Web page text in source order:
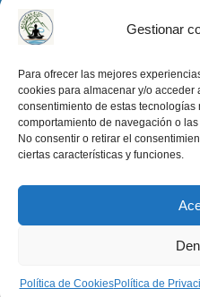
Gestionar
Para ofrecer las mejores
cookies para almacenar y/o acceder
consentimiento de estas tecnologías
comportamiento de navegación o
No consentir o retirar el
ciertas características y funciones.
Política de CookiesPolítica de
Retiros de Silencio y
Retiros de Silencio en Santiago
Retiros de Silencio y
Retiros de Silencio en Salta y
Aviso Legal y condiciones de
Política de Privacidad
retirosdesilencioenargentina.org